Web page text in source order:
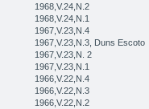
1968,V.24,N.2
1968,V.24,N.1
1967,V.23,N.4
1967,V.23,N.3, Duns Escoto
1967,V.23,N. 2
1967,V.23,N.1
1966,V.22,N.4
1966,V.22,N.3
1966,V.22,N.2